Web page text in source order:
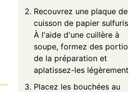
Recouvrez une plaque de
cuisson de papier sulfurisé.
À l'aide d'une cuillère à
soupe, formez des portions
de la préparation et
aplatissez-les légèrement.
Placez les bouchées au